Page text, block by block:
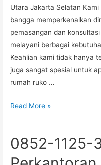
Selatan
Utara Jakarta Selatan
bangga memperkenalkan
pemasangan dan
melayani berbagai
Keahlian kami tidak hanya
juga sangat spesial untuk
rumah ruko …
0852-
Kaca
Film
Read More »
0852-1125-